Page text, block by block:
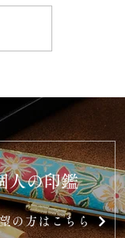
人の印鑑
の方はこちら